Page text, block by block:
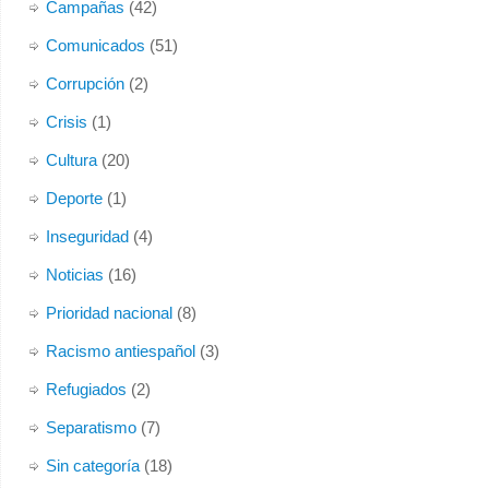
forma ...
Foto
Ver en Facebook
Campañas (42)
Comunicados (51)
Corrupción(2)
Crisis (1)
Cultura(20)
Deporte(1)
Inseguridad(4)
Noticias (16)
Prioridad nacional(8)
Racismo antiespañol(3)
Refugiados (2)
Separatismo(7)
Sin categoría(18)